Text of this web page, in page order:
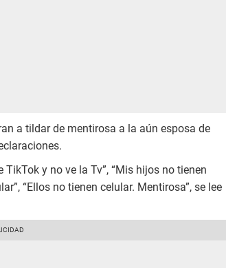
a tildar de mentirosa a la aún esposa de
y no ve la Tv”, “Mis hijos no tienen
“Ellos no tienen celular. Mentirosa”, se lee